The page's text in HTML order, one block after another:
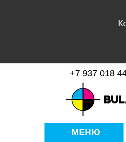
материалы для
множительной
+7 937 018
МЕНЮ